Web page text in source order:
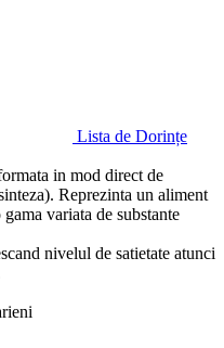
Lista de Dorințe
in mod direct de
Reprezinta un aliment
variata de substante
nivelul de satietate atunci